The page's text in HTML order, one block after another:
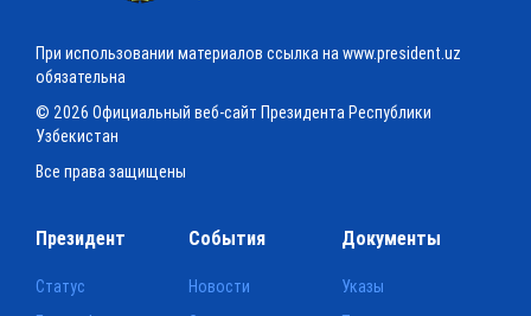
При использовании материалов ссылка на www.president.uz
обязательна
© 2026 Официальный веб-сайт Президента Республики
Узбекистан
Все права защищены
Президент
Статус
События
Новости
Документы
Указы